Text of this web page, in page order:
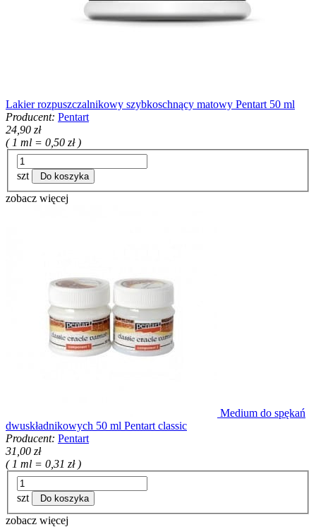
Lakier rozpuszczalnikowy szybkoschnący matowy Pentart 50 ml
Producent: Pentart
24,90 zł
( 1 ml = 0,50 zł )
szt Do koszyka
zobacz więcej
Medium do spękań
dwuskładnikowych 50 ml Pentart classic
Producent: Pentart
31,00 zł
( 1 ml = 0,31 zł )
szt Do koszyka
zobacz więcej